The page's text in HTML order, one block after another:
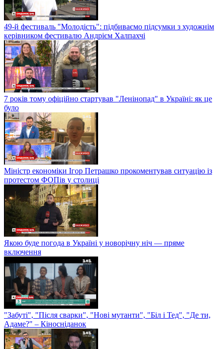
49-й фестиваль "Молодість": підбиваємо підсумки з художнім
керівником фестивалю Андрієм Халпахчі
7 років тому офіційно стартував "Ленінопад" в Україні: як це
було
Міністр економіки Ігор Петрашко прокоментував ситуацію із
протестом ФОПів у столиці
Якою буде погода в Україні у новорічну ніч — пряме
включення
"Забуті", "Після сварки", "Нові мутанти", "Біл і Тед", "Де ти,
Адаме?" – Кіносніданок